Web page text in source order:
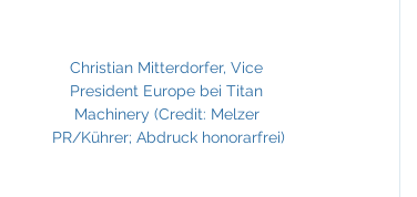
Christian Mitterdorfer, Vice
President Europe bei Titan
Machinery (Credit: Melzer
PR/Kührer; Abdruck honorarfrei)